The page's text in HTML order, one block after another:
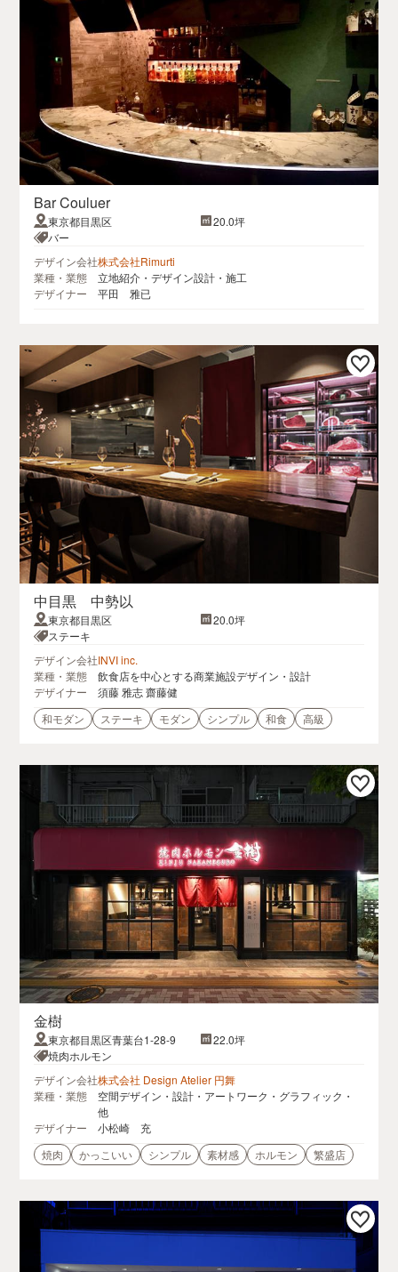
Bar Couluer
東京都目黒区
20.0坪
バー
デザイン会社株式会社Rimurti
業種・業態
立地紹介・デザイン設計・施工
デザイナー
平田 雅已
中目黒 中勢以
東京都目黒区
20.0坪
ステーキ
デザイン会社INVI inc.
業種・業態
飲食店を中心とする商業施設デザイン・設計
デザイナー
須藤 雅志 齋藤健
和モダン
ステーキ モダン シンプル 和食 高級
金樹
東京都目黒区青葉台1-28-9
22.0坪
焼肉ホルモン
デザイン会社株式会社 Design Atelier 円舞
業種・業態
空間デザイン・設計・アートワーク・グラフィック・
他
デザイナー
小松崎 充
焼肉
かっこいい シンプル 素材感 ホルモン 繁盛店